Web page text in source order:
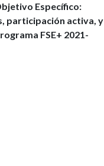
Específico:
participación activa, y
FSE+ 2021-